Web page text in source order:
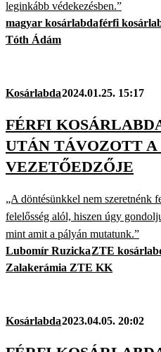
leginkább védekezésben.”
magyar kosárlabdaférfi
Tóth Ádám
Kosárlabda2024.01.25. 15:17
FÉRFI
UTÁN TÁVOZOTT A
VEZETŐEDZŐJE
„A döntésünkkel nem szeretnénk
felelősség alól, hiszen úgy
mint amit a pályán mutatunk.”
Lubomír RuzickaZTE
Zalakerámia ZTE KK
Kosárlabda2023.04.05. 20:02